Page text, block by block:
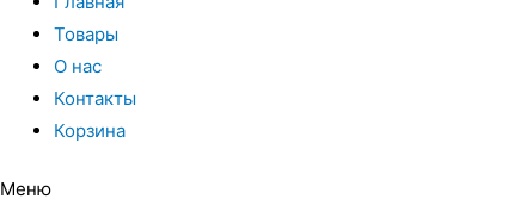
Товары
О нас
Контакты
Корзина
Меню